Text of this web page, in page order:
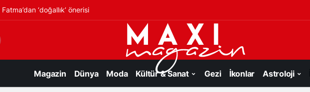
Fatma’dan ‘doğallık’ önerisi
Magazin Dünya Moda Kültür & Sanat Gezi İkonlar Astroloji